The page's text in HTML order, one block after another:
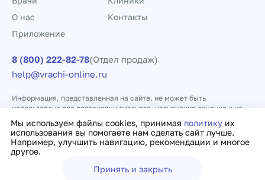
Мы используем файлы cookies, принимая политику их
использования вы помогаете нам сделать сайт лучше.
Например, улучшить навигацию, рекомендации и многое
другое.
Принять и закрыть
О нас
Контакты
Приложение
8 (800) 222-82-78(Отдел продаж)
help@vrachi-online.ru
Информация, представленная на сайте, не может быть
использована для постановки диагноза, назначения лечения и не
заменяет прием врача.
Политика конфиденциальности Договор оферты